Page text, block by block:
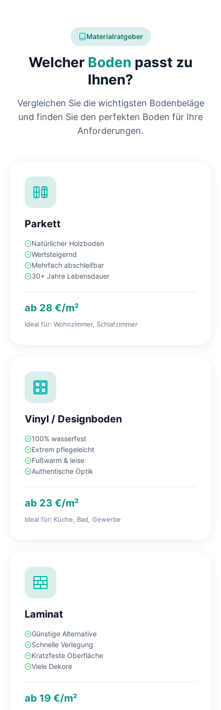
Materialratgeber
Welcher Boden passt zu
Ihnen?
Vergleichen Sie die wichtigsten Bodenbeläge
und finden Sie den perfekten Boden für Ihre
Anforderungen.
Parkett
Natürlicher Holzboden
Wertsteigernd
Mehrfach abschleifbar
30+ Jahre Lebensdauer
ab 28 €/m²
Ideal für: Wohnzimmer, Schlafzimmer
Vinyl / Designboden
100% wasserfest
Extrem pflegeleicht
Fußwarm & leise
Authentische Optik
ab 23 €/m²
Ideal für: Küche, Bad, Gewerbe
Laminat
Günstige Alternative
Schnelle Verlegung
Kratzfeste Oberfläche
Viele Dekore
ab 19 €/m²